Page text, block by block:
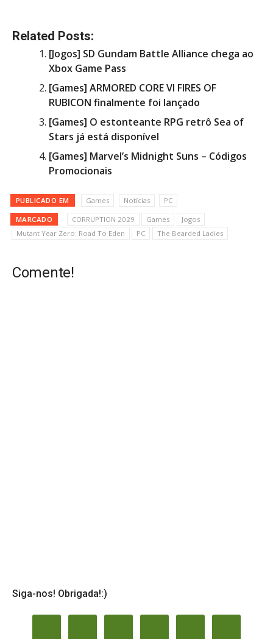
Related Posts:
[Jogos] SD Gundam Battle Alliance chega ao
Xbox Game Pass
[Games] ARMORED CORE VI FIRES OF
RUBICON finalmente foi lançado
[Games] O estonteante RPG retrô Sea of
Stars já está disponível
[Games] Marvel’s Midnight Suns – Códigos
Promocionais
PUBLICADO EM Games Notícias PC
MARCADO CORRUPTION 2029 Games
Jogos
Mutant Year Zero: Road To Eden
PC The Bearded Ladies
Comente!
Siga-nos! Obrigada!:)